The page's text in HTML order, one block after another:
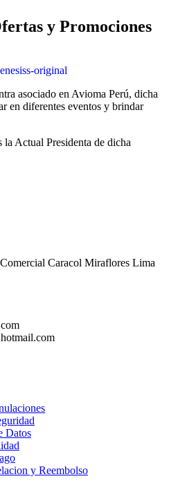
y Promociones
asociado en Avioma Perú, dicha
en diferentes eventos y brindar
la Actual Presidenta de dicha
Caracol Miraflores Lima
Datos
y Reembolso